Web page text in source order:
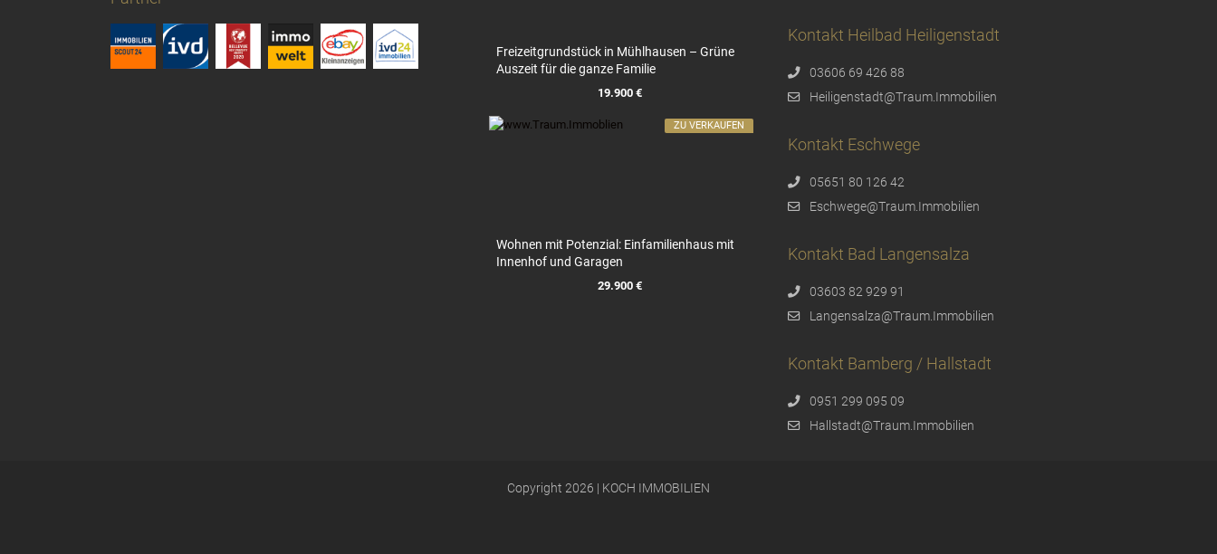
Freizeitgrundstück in Mühlhausen – Grüne
Auszeit für die ganze Familie
19.900 €
Wohnen mit Potenzial: Einfamilienhaus mit
Innenhof und Garagen
29.900 €
ZU VERKAUFEN
Kontakt Heilbad Heiligenstadt
03606 69 426 88
Heiligenstadt@Traum.Immobilien
Kontakt Eschwege
05651 80 126 42
Eschwege@Traum.Immobilien
Kontakt Bad Langensalza
03603 82 929 91
Langensalza@Traum.Immobilien
Kontakt Bamberg / Hallstadt
0951 299 095 09
Hallstadt@Traum.Immobilien
Copyright 2026 | KOCH IMMOBILIEN